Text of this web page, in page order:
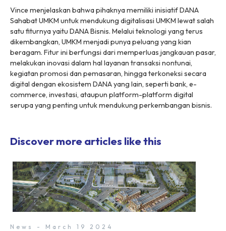
Vince menjelaskan bahwa pihaknya memiliki inisiatif DANA
Sahabat UMKM untuk mendukung digitalisasi UMKM lewat salah
satu fiturnya yaitu DANA Bisnis. Melalui teknologi yang terus
dikembangkan, UMKM menjadi punya peluang yang kian
beragam. Fitur ini berfungsi dari memperluas jangkauan pasar,
melakukan inovasi dalam hal layanan transaksi nontunai,
kegiatan promosi dan pemasaran, hingga terkoneksi secara
digital dengan ekosistem DANA yang lain, seperti bank, e-
commerce, investasi, ataupun platform-platform digital
serupa yang penting untuk mendukung perkembangan bisnis.
Discover more articles like this
News - March 19 2024